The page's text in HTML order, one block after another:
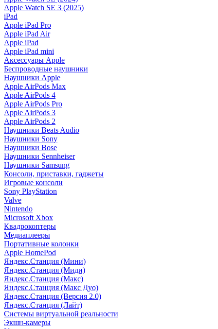
Apple Watch SE 3 (2025)
iPad
Apple iPad Pro
Apple iPad Air
Apple iPad
Apple iPad mini
Аксессуары Apple
Беспроводные наушники
Наушники Apple
Apple AirPods Max
Apple AirPods 4
Apple AirPods Pro
Apple AirPods 3
Apple AirPods 2
Наушники Beats Audio
Наушники Sony
Наушники Bose
Наушники Sennheiser
Наушники Samsung
Консоли, приставки, гаджеты
Игровые консоли
Sony PlayStation
Valve
Nintendo
Microsoft Xbox
Квадрокоптеры
Медиаплееры
Портативные колонки
Apple HomePod
Яндекс.Станция (Мини)
Яндекс.Станция (Миди)
Яндекс.Станция (Макс)
Яндекс.Станция (Макс Дуо)
Яндекс.Станция (Версия 2.0)
Яндекс.Станция (Лайт)
Системы виртуальной реальности
Экшн-камеры